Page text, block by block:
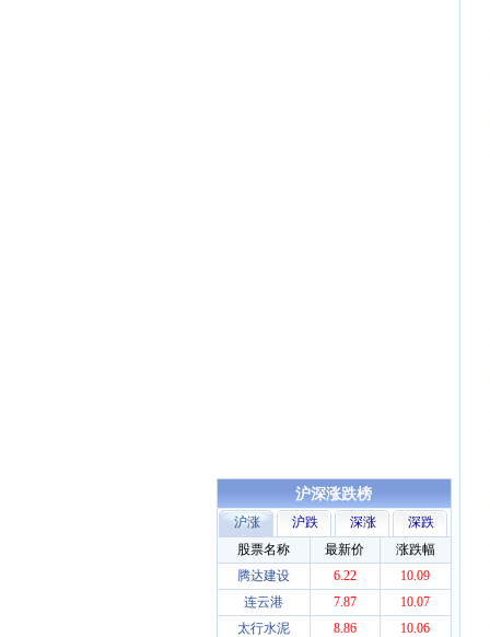
沪深涨跌榜
沪涨 沪跌 深涨
深跌
股票名称
最新价
涨跌幅
腾达建设
6.22
10.09
连云港
7.87
10.07
太行水泥
8.86
10.06